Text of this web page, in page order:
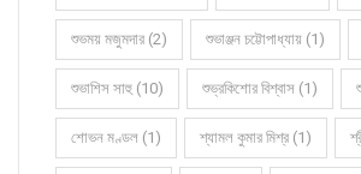
শুভময় মজুমদার (2) শুভাঞ্জন চট্টোপাধ্যায় (1)
শুভাশিস সাহু (10) শুভ্রকিশোর বিশ্বাস (1)
শোভন মণ্ডল (1) শ্যামল কুমার মিশ্র (1)